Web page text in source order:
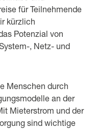
für Teilnehmende
kürzlich
das Potenzial von
, Netz- und
Menschen durch
an der
Mieterstrom und der
sind wichtige